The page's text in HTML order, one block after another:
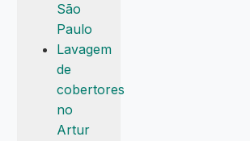
São
Paulo
Lavagem
de
cobertores
no
Artur